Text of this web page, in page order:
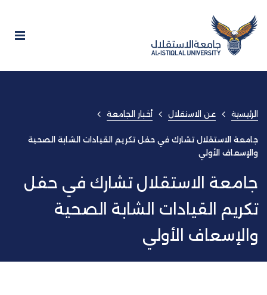
الرئيسية عن الاستقلال أخبار الجامعة
جامعة الاستقلال تشارك في حفل تكريم القيادات الشابة الصحية
والإسعاف الأولي
جامعة الاستقلال تشارك في حفل
تكريم القيادات الشابة الصحية
والإسعاف الأولي